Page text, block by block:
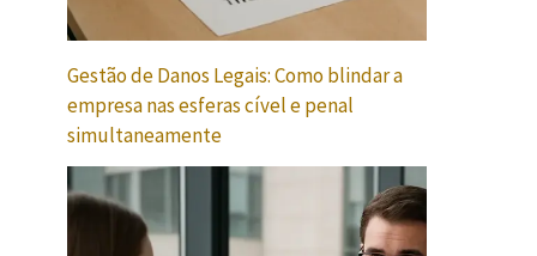
Gestão de Danos Legais: Como blindar a
empresa nas esferas cível e penal
simultaneamente